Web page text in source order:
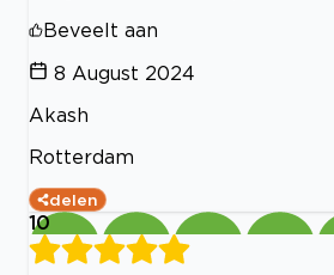
Beveelt aan
8 August 2024
Akash
Rotterdam
delen
10